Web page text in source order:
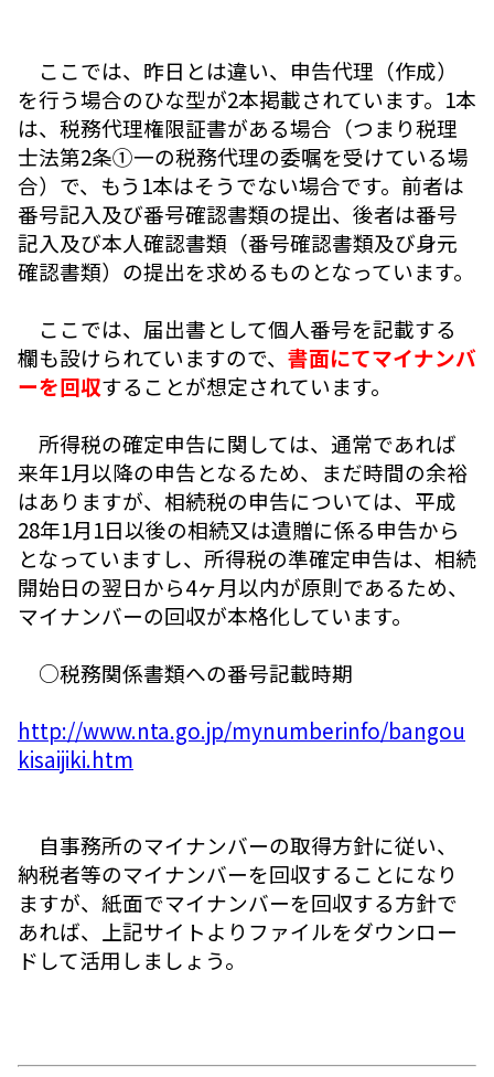
ここでは、昨日とは違い、申告代理（作成）
を行う場合のひな型が2本掲載されています。1本
は、税務代理権限証書がある場合（つまり税理
士法第2条①一の税務代理の委嘱を受けている場
合）で、もう1本はそうでない場合です。前者は
番号記入及び番号確認書類の提出、後者は番号
記入及び本人確認書類（番号確認書類及び身元
確認書類）の提出を求めるものとなっています。
ここでは、届出書として個人番号を記載する
欄も設けられていますので、 書面にてマイナンバ
ーを回収することが想定されています。
所得税の確定申告に関しては、通常であれば
来年1月以降の申告となるため、まだ時間の余裕
はありますが、相続税の申告については、平成
28年1月1日以後の相続又は遺贈に係る申告から
となっていますし、所得税の準確定申告は、相続
開始日の翌日から4ヶ月以内が原則であるため、
マイナンバーの回収が本格化しています。
○税務関係書類への番号記載時期
http://www.nta.go.jp/mynumberinfo/bangou
kisaijiki.htm
自事務所のマイナンバーの取得方針に従い、
納税者等のマイナンバーを回収することになり
ますが、紙面でマイナンバーを回収する方針で
あれば、上記サイトよりファイルをダウンロー
ドして活用しましょう。